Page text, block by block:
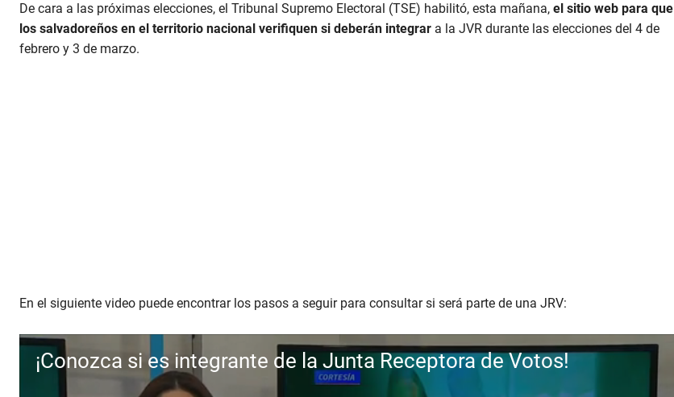
De cara a las próximas elecciones, el Tribunal Supremo Electoral (TSE) habilitó, esta mañana, el sitio web para que
los salvadoreños en el territorio nacional verifiquen si deberán integrar a la JVR durante las elecciones del 4 de
febrero y 3 de marzo.
En el siguiente video puede encontrar los pasos a seguir para consultar si será parte de una JRV:
¡Conozca si es integrante de la Junta Receptora de Votos!